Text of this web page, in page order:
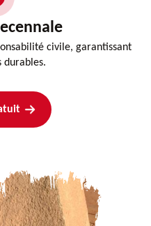
civile, garantissant
durables.